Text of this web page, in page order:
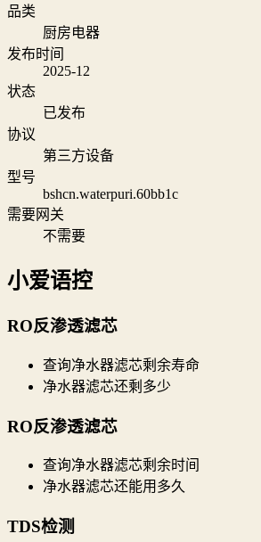
品类
厨房电器
发布时间
2025-12
状态
已发布
协议
第三方设备
型号
bshcn.waterpuri.60bb1c
需要网关
不需要
小爱语控
RO反渗透滤芯
查询净水器滤芯剩余寿命
净水器滤芯还剩多少
RO反渗透滤芯
查询净水器滤芯剩余时间
净水器滤芯还能用多久
TDS检测